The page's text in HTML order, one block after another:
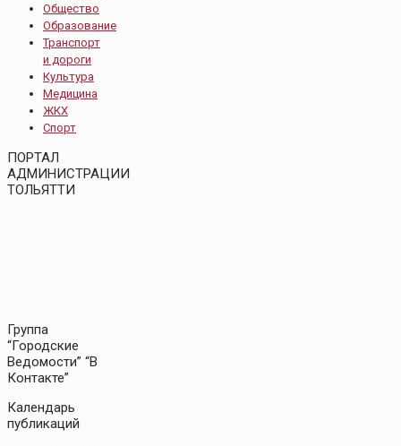
Общество
Образование
Транспорт
и дороги
Культура
Медицина
ЖКХ
Спорт
ПОРТАЛ
АДМИНИСТРАЦИИ
ТОЛЬЯТТИ
Группа
“Городские
Ведомости” “В
Контакте”
Календарь
публикаций